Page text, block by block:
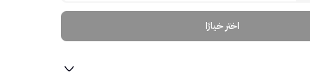
اختر خيارًا